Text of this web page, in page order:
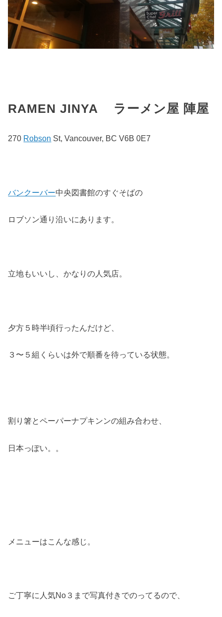
RAMEN JINYA ラーメン屋 陣屋
270 Robson St, Vancouver, BC V6B 0E7
バンクーバー中央図書館のすぐそばの
ロブソン通り沿いにあります。
立地もいいし、かなりの人気店。
夕方５時半頃行ったんだけど、
３〜５組くらいは外で順番を待っている状態。
割り箸とペーパーナプキンンの組み合わせ、
日本っぽい。。
メニューはこんな感じ。
ご丁寧に人気No３まで写真付きでのってるので、